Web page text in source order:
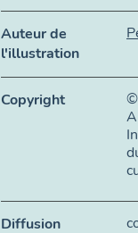
Auteur de
l'illustration
Copyright
Diffusion